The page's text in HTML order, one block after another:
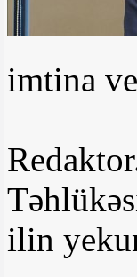
imtina
ilin